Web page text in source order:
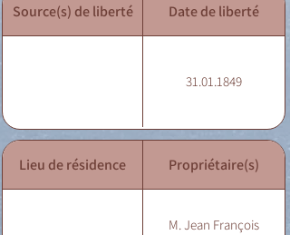
Source(s) de liberté Date de liberté
31.01.1849
Lieu de résidence Propriétaire(s)
M. Jean François